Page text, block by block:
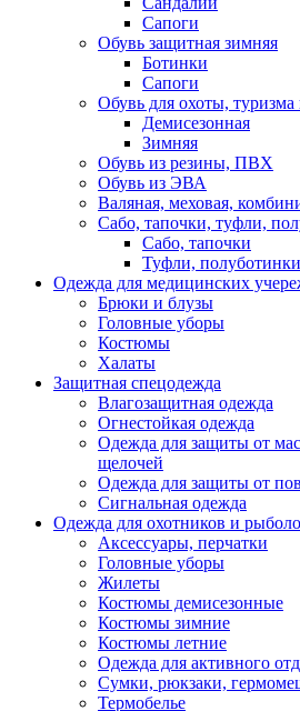
Сапоги
Обувь защитная зимняя
Ботинки
Сапоги
Обувь для охоты, туризма
Демисезонная
Зимняя
Обувь из резины, ПВХ
Обувь из ЭВА
Валяная, меховая,
Сабо, тапочки, туфли,
Сабо, тапочки
Туфли, полуботинки
Одежда для медицинских
Брюки и блузы
Головные уборы
Костюмы
Халаты
Защитная спецодежда
Влагозащитная одежда
Огнестойкая одежда
Одежда для защиты от
щелочей
Одежда для защиты от
Сигнальная одежда
Одежда для охотников и
Аксессуары, перчатки
Головные уборы
Жилеты
Костюмы демисезонные
Костюмы зимние
Костюмы летние
Одежда для активного
Сумки, рюкзаки,
Термобелье